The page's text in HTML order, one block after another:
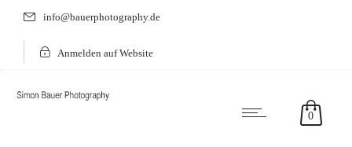
info@bauerphotography.de
Anmelden auf Website
0